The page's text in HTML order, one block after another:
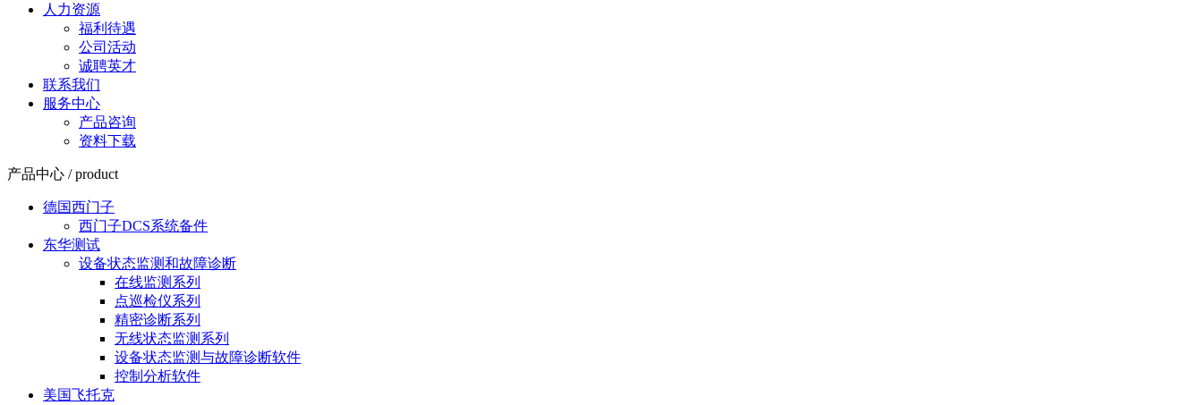
人力资源
福利待遇
公司活动
诚聘英才
联系我们
服务中心
产品咨询
资料下载
产品中心 / product
德国西门子
西门子DCS系统备件
东华测试
设备状态监测和故障诊断
在线监测系列
点巡检仪系列
精密诊断系列
无线状态监测系列
设备状态监测与故障诊断软件
控制分析软件
美国飞托克